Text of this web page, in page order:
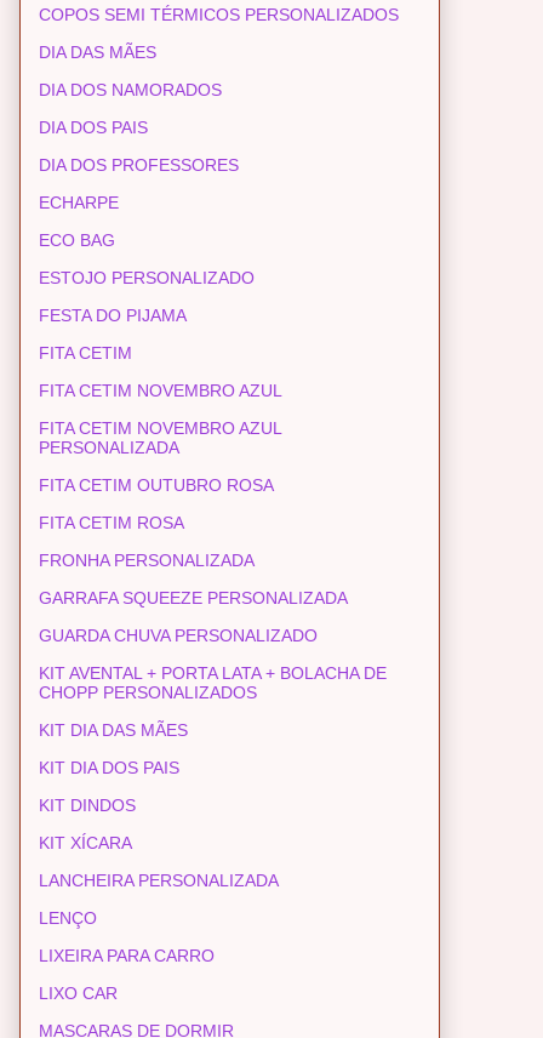
COPOS SEMI TÉRMICOS PERSONALIZADOS
DIA DAS MÃES
DIA DOS NAMORADOS
DIA DOS PAIS
DIA DOS PROFESSORES
ECHARPE
ECO BAG
ESTOJO PERSONALIZADO
FESTA DO PIJAMA
FITA CETIM
FITA CETIM NOVEMBRO AZUL
FITA CETIM NOVEMBRO AZUL
PERSONALIZADA
FITA CETIM OUTUBRO ROSA
FITA CETIM ROSA
FRONHA PERSONALIZADA
GARRAFA SQUEEZE PERSONALIZADA
GUARDA CHUVA PERSONALIZADO
KIT AVENTAL + PORTA LATA + BOLACHA DE
CHOPP PERSONALIZADOS
KIT DIA DAS MÃES
KIT DIA DOS PAIS
KIT DINDOS
KIT XÍCARA
LANCHEIRA PERSONALIZADA
LENÇO
LIXEIRA PARA CARRO
LIXO CAR
MASCARAS DE DORMIR